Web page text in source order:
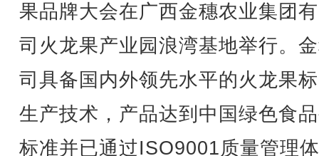
果品牌大会在广西金穗农业集团
司火龙果产业园浪湾基地举行。
司具备国内外领先水平的火龙果
生产技术，产品达到中国绿色食
标准并已通过ISO9001质量管理